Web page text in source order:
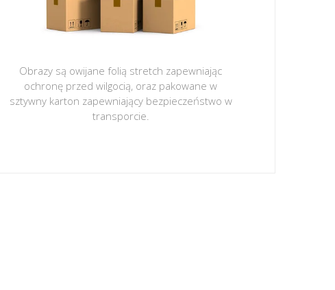
Obrazy są owijane folią stretch zapewniając
ochronę przed wilgocią, oraz pakowane w
sztywny karton zapewniający bezpieczeństwo w
transporcie.